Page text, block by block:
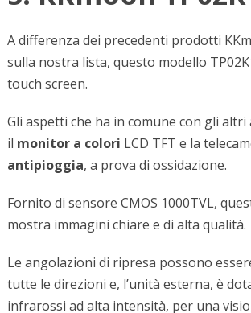
A differenza dei precedenti prodotti
sulla nostra lista, questo modello
touch screen.
Gli aspetti che ha in comune con gli altri
il monitor a colori LCD TFT e la
antipioggia, a prova di ossidazione.
Fornito di sensore CMOS 1000TVL,
mostra immagini chiare e di alta qualità.
Le angolazioni di ripresa possono
tutte le direzioni e, l’unità esterna, è
infrarossi ad alta intensità, per una